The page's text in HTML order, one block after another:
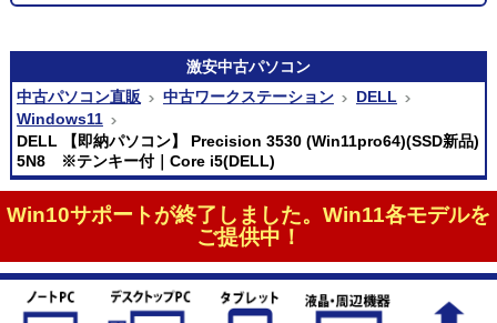
激安中古パソコン
中古パソコン直販
中古ワークステーション
DELL
Windows11
DELL 【即納パソコン】 Precision 3530 (Win11pro64)(SSD新品)
5N8 ※テンキー付｜Core i5(DELL)
Win10サポートが終了しました。Win11各モデルを
ご提供中！